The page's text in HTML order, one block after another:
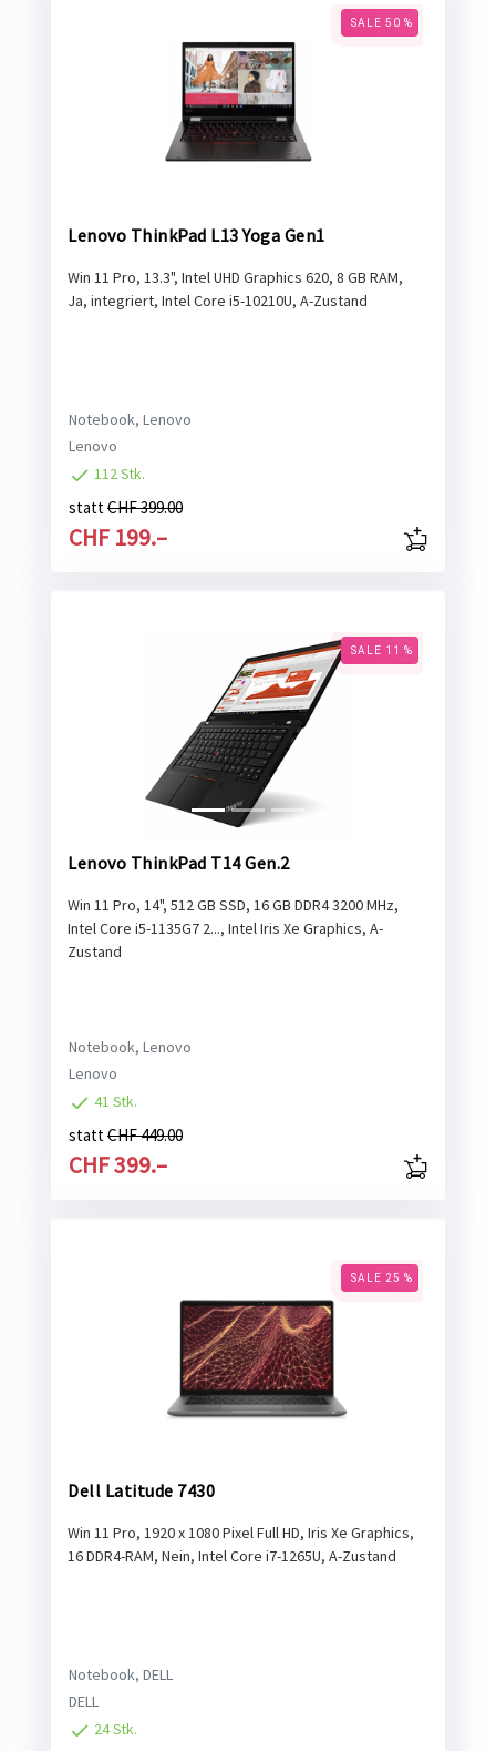
SALE 50 %
Lenovo ThinkPad L13 Yoga Gen1
Win 11 Pro, 13.3", Intel UHD Graphics 620, 8 GB RAM,
Ja, integriert, Intel Core i5-10210U, A-Zustand
Notebook, Lenovo
Lenovo
112 Stk.
stattCHF 399.00
CHF 199.–
SALE 11 %
Lenovo ThinkPad T14 Gen.2
Win 11 Pro, 14", 512 GB SSD, 16 GB DDR4 3200 MHz,
Intel Core i5-1135G7 2..., Intel Iris Xe Graphics, A-
Zustand
Notebook, Lenovo
Lenovo
41 Stk.
stattCHF 449.00
CHF 399.–
SALE 25 %
Dell Latitude 7430
Win 11 Pro, 1920 x 1080 Pixel Full HD, Iris Xe Graphics,
16 DDR4-RAM, Nein, Intel Core i7-1265U, A-Zustand
Notebook, DELL
DELL
24 Stk.